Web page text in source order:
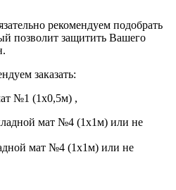
рекомендуем подобрать
позволит защитить Вашего
заказать:
№1 (1х0,5м) ,
мат №4 (1х1м) или не
мат №4 (1х1м) или не